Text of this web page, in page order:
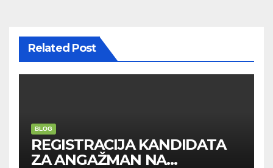
Related Post
BLOG
REGISTRACIJA KANDIDATA
ZA ANGAŽMAN NA